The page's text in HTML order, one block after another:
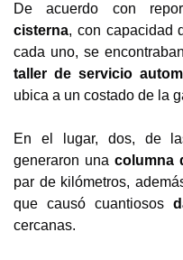
De acuerdo con
cisterna, con capacidad
cada uno, se
taller de servicio
ubica a un costado de la
En el lugar, dos, de
generaron una columna
par de kilómetros,
que causó cuantiosos
cercanas.